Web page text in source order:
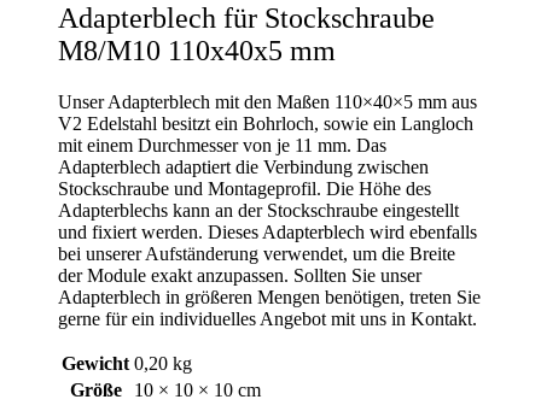
Adapterblech für Stockschraube
M8/M10 110x40x5 mm
Unser Adapterblech mit den Maßen 110×40×5 mm aus
V2 Edelstahl besitzt ein Bohrloch, sowie ein Langloch
mit einem Durchmesser von je 11 mm. Das
Adapterblech adaptiert die Verbindung zwischen
Stockschraube und Montageprofil. Die Höhe des
Adapterblechs kann an der Stockschraube eingestellt
und fixiert werden. Dieses Adapterblech wird ebenfalls
bei unserer Aufständerung verwendet, um die Breite
der Module exakt anzupassen. Sollten Sie unser
Adapterblech in größeren Mengen benötigen, treten Sie
gerne für ein individuelles Angebot mit uns in Kontakt.
Gewicht 0,20 kg
Größe
10 × 10 × 10 cm